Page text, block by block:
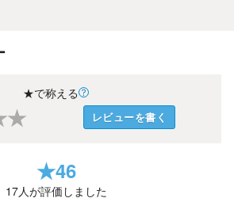
★で称える
★ レビューを書く
★46
17人が評価しました